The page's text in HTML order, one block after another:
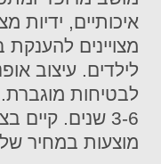
איכותיים, ידיות
מצויינים להענקת
לילדים. עיצוב
לבטיחות
3-6 שנים.
מוצעות במחיר של כ